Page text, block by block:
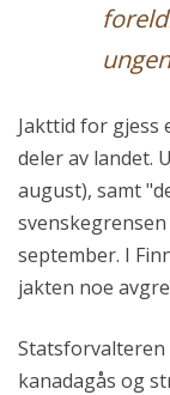
Jakttid for gjess
deler av landet.
august), samt
september. I
jakten noe
kanadagås og